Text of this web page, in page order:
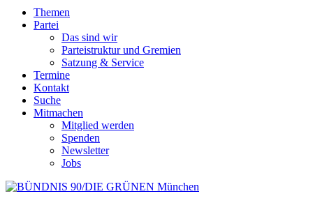
Themen
Partei
Das sind wir
Parteistruktur und Gremien
Satzung & Service
Termine
Kontakt
Suche
Mitmachen
Mitglied werden
Spenden
Newsletter
Jobs